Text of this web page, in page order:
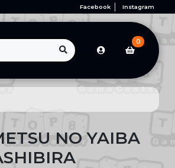
Facebook Instagram
0
NO YAIBA